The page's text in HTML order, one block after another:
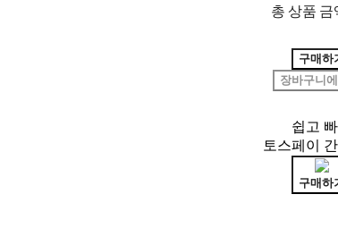
총 상품 금
구매하
장바구니
쉽고
토스페이
구매하